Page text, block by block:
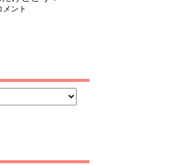
メント